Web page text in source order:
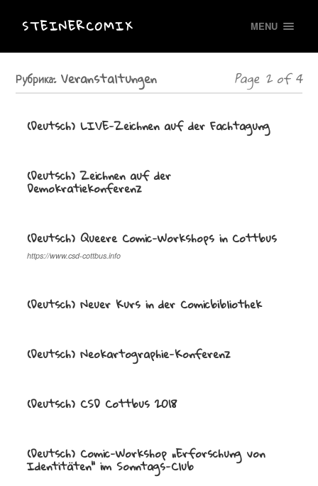
STEINERCOMIX MENU
Рубрика:Veranstaltungen Page 2 of 4
(Deutsch) LIVE-Zeichnen auf der Fachtagung
(Deutsch) Zeichnen auf der
Demokratiekonferenz
(Deutsch) Queere Comic-Workshops in Cottbus
https://www.csd-cottbus.info
(Deutsch) Neuer Kurs in der Comicbibliothek
(Deutsch) Neokartographie-Konferenz
(Deutsch) CSD Cottbus 2018
(Deutsch) Comic-Workshop „Erforschung von
Identitäten“ im Sonntags-Club